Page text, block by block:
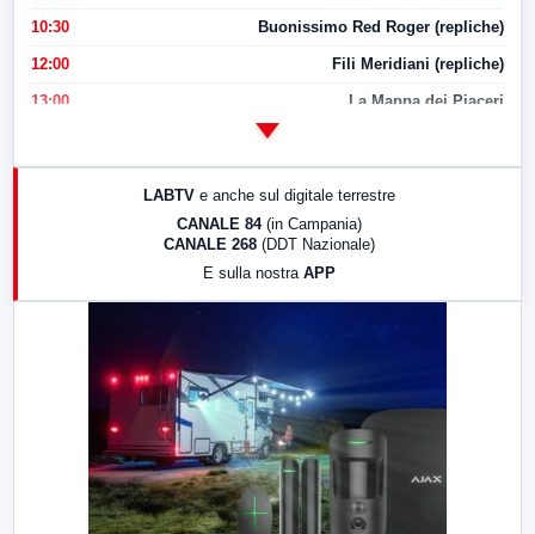
10:30 Buonissimo Red Roger (repliche)
12:00 Fili Meridiani (repliche)
13:00 La Mappa dei Piaceri
LABTV e anche sul digitale terrestre
CANALE 84 (in Campania)
CANALE 268 (DDT Nazionale)
E sulla nostra APP